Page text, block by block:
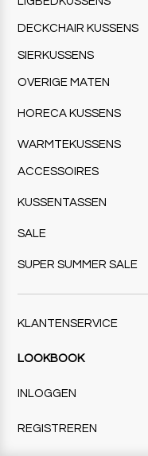
DECKCHAIR KUSSENS
SIERKUSSENS
OVERIGE MATEN
HORECA KUSSENS
WARMTEKUSSENS
ACCESSOIRES
KUSSENTASSEN
SALE
SUPER SUMMER SALE
KLANTENSERVICE
LOOKBOOK
INLOGGEN
REGISTREREN